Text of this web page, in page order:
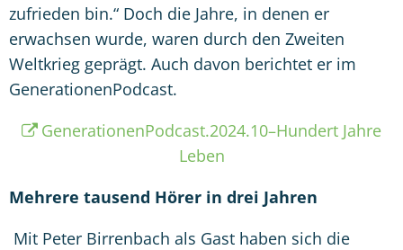
zufrieden bin.“ Doch die Jahre, in denen er
erwachsen wurde, waren durch den Zweiten
Weltkrieg geprägt. Auch davon berichtet er im
GenerationenPodcast.
GenerationenPodcast.2024.10–Hundert Jahre
Leben
Mehrere tausend Hörer in drei Jahren
Mit Peter Birrenbach als Gast haben sich die